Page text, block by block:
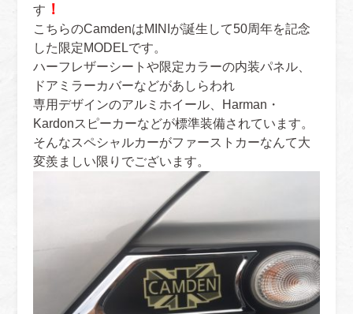
す ！
こちらのCamdenはMINIが誕生して50周年を記念
した限定MODELです。
ハーフレザーシートや限定カラーの内装パネル、
ドアミラーカバーなどがあしらわれ
専用デザインのアルミホイール、Harman・
Kardonスピーカーなどが標準装備されています。
そんなスペシャルカーがファーストカーなんて大
変羨ましい限りでございます。